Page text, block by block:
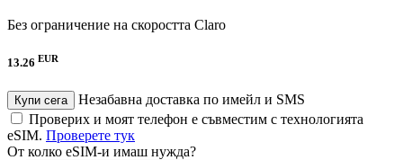
Без ограничение на скоростта Claro
13.26 EUR
Купи сега
Незабавна доставка по имейл и SMS
Проверих и моят телефон е съвместим с технологията
eSIM. Проверете тук
От колко eSIM-и имаш нужда?